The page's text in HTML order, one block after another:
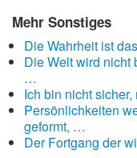
Mehr Sonstiges
Die Wahrheit ist
Die Welt wird nicht
…
Ich bin nicht
Persönlichkeiten
geformt, …
Der Fortgang der